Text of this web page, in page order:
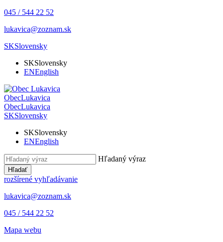
045 / 544 22 52
lukavica@zoznam.sk
SKSlovensky
SKSlovensky
ENEnglish
ObecLukavica
ObecLukavica
SKSlovensky
SKSlovensky
ENEnglish
Hľadaný výraz
Hľadať
rozšírené vyhľadávanie
lukavica@zoznam.sk
045 / 544 22 52
Mapa webu